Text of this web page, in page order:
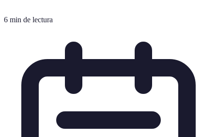
6 min de lectura